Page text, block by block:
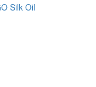
Silk Oil